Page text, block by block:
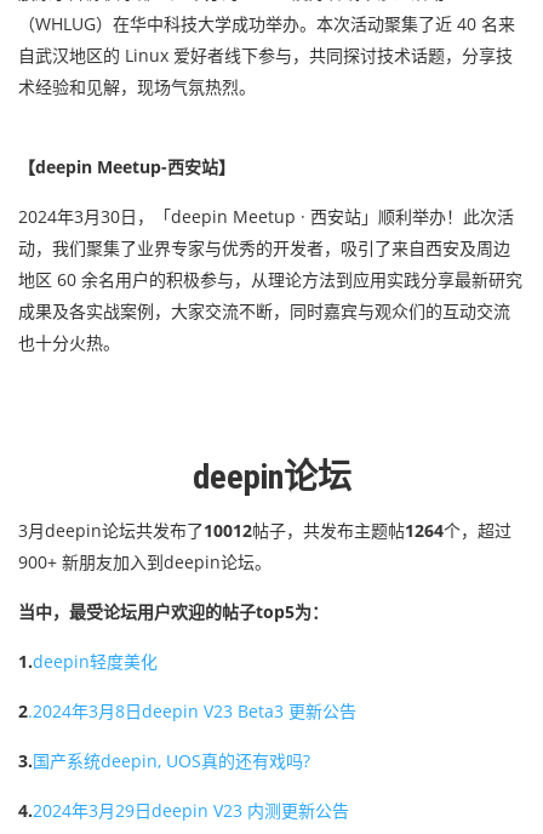
（WHLUG）在华中科技大学成功举办。本次活动聚集了近 40 名来
自武汉地区的 Linux 爱好者线下参与，共同探讨技术话题，分享技
术经验和见解，现场气氛热烈。
【deepin Meetup-西安站】
2024年3月30日，「deepin Meetup · 西安站」顺利举办！此次活
动，我们聚集了业界专家与优秀的开发者，吸引了来自西安及周边
地区 60 余名用户的积极参与，从理论方法到应用实践分享最新研究
成果及各实战案例，大家交流不断，同时嘉宾与观众们的互动交流
也十分火热。
deepin论坛
3月deepin论坛共发布了10012帖子，共发布主题帖1264个，超过
900+ 新朋友加入到deepin论坛。
当中，最受论坛用户欢迎的帖子top5为：
1.deepin轻度美化
2.2024年3月8日deepin V23 Beta3 更新公告
3.国产系统deepin, UOS真的还有戏吗?
4.2024年3月29日deepin V23 内测更新公告